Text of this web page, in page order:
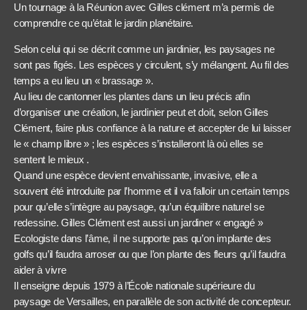
Un tournage à la Réunion avec Gilles clément m’a permis de
comprendre ce qu’était le jardin planétaire.
Selon celui qui se décrit comme un jardinier, les paysages ne
sont pas figés. Les espèces y circulent, s’y mélangent. Au fil des
temps a eu lieu un « brassage ».
Au lieu de cantonner les plantes dans un lieu précis afin
d’organiser une création, le jardinier peut et doit, selon Gilles
Clément, faire plus confiance à la nature et accepter de lui laisser
le « champ libre » ; les espèces s’installeront là où elles se
sentent le mieux .
Quand une espèce devient envahissante, invasive, elle a
souvent été introduite par l’homme et il va falloir un certain temps
pour qu’elle s’intègre au paysage, qu’un équilibre naturel se
redessine. Gilles Clément est aussi un jardiner « engagé »
Ecologiste dans l’âme, il ne supporte pas qu’on implante des
golfs qu’il faudra arroser ou que l’on plante des fleurs qu’il faudra
aider à vivre
Il enseigne depuis 1979 à l’École nationale supérieure du
paysage de Versailles, en parallèle de son activité de concepteur.